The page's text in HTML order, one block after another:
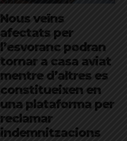
Nous veïns
afectats per
l’esvoranc podran
tornar a casa aviat
mentre d’altres es
constitueixen en
una plataforma per
reclamar
indemnitzacions